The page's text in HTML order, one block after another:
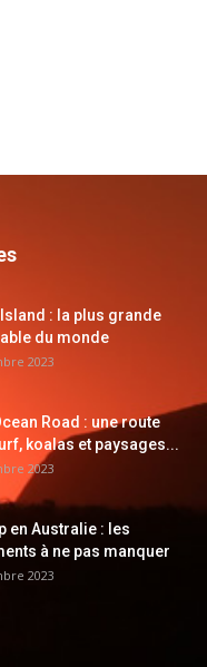
: la plus grande
du monde
2023
Road : une route
koalas et paysages...
2023
en Australie : les
à ne pas manquer
2023